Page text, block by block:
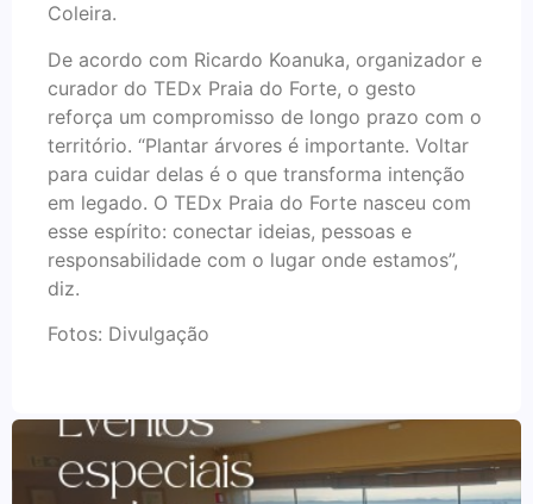
Coleira.
De acordo com Ricardo Koanuka, organizador e
curador do TEDx Praia do Forte, o gesto
reforça um compromisso de longo prazo com o
território. “Plantar árvores é importante. Voltar
para cuidar delas é o que transforma intenção
em legado. O TEDx Praia do Forte nasceu com
esse espírito: conectar ideias, pessoas e
responsabilidade com o lugar onde estamos”,
diz.
Fotos: Divulgação